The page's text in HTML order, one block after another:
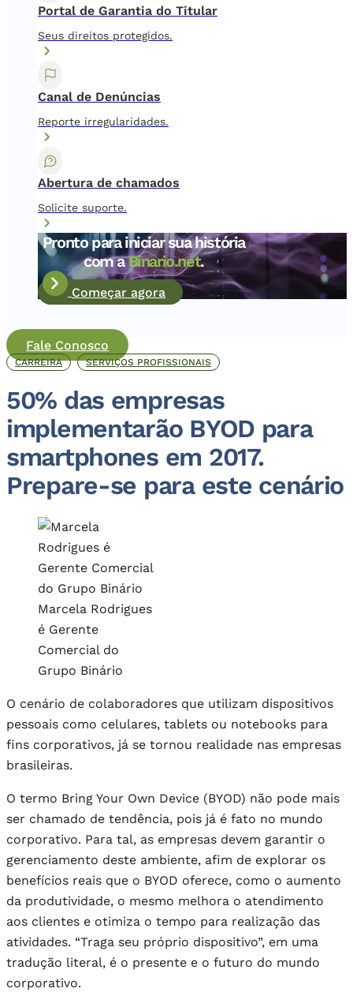
Portal de Garantia do Titular
Seus direitos protegidos.
Canal de Denúncias
Reporte irregularidades.
Abertura de chamados
Solicite suporte.
Pronto para iniciar sua história
com aBinario.net.
Começar agora
Fale Conosco
CARREIRA SERVIÇOS PROFISSIONAIS
50% das empresas
implementarão BYOD para
smartphones em 2017.
Prepare-se para este cenário
Marcela Rodrigues
é Gerente
Comercial do
Grupo Binário
O cenário de colaboradores que utilizam dispositivos
pessoais como celulares, tablets ou notebooks para
fins corporativos, já se tornou realidade nas empresas
brasileiras.
O termo Bring Your Own Device (BYOD) não pode mais
ser chamado de tendência, pois já é fato no mundo
corporativo. Para tal, as empresas devem garantir o
gerenciamento deste ambiente, afim de explorar os
benefícios reais que o BYOD oferece, como o aumento
da produtividade, o mesmo melhora o atendimento
aos clientes e otimiza o tempo para realização das
atividades. “Traga seu próprio dispositivo”, em uma
tradução literal, é o presente e o futuro do mundo
corporativo.